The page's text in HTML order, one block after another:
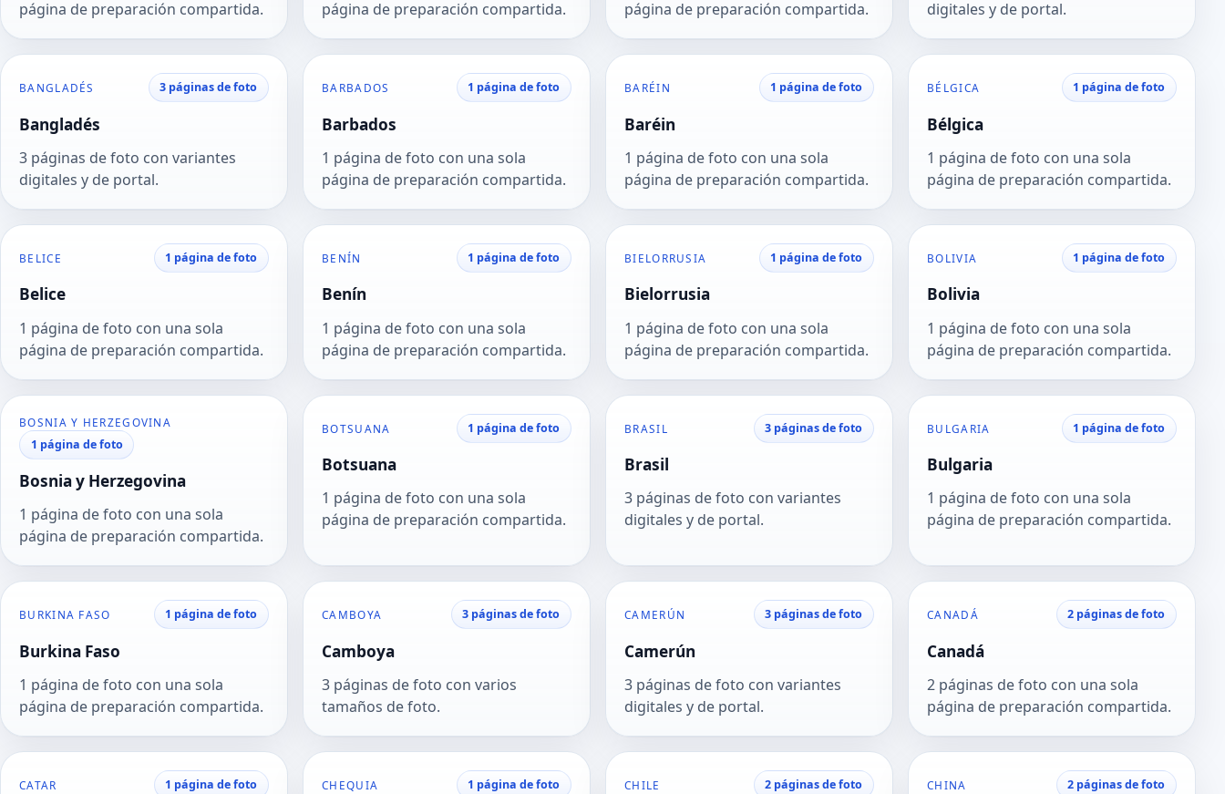
página de preparación compartida.
página de preparación compartida.
página de preparación compartida.
digitales y de portal.
BANGLADÉS 3 páginas de foto
Bangladés
3 páginas de foto con variantes
digitales y de portal.
BARBADOS 1 página de foto
Barbados
1 página de foto con una sola
página de preparación compartida.
BARÉIN 1 página de foto
Baréin
1 página de foto con una sola
página de preparación compartida.
BÉLGICA 1 página de foto
Bélgica
1 página de foto con una sola
página de preparación compartida.
BELICE 1 página de foto
Belice
1 página de foto con una sola
página de preparación compartida.
BENÍN 1 página de foto
Benín
1 página de foto con una sola
página de preparación compartida.
BIELORRUSIA 1 página de foto
Bielorrusia
1 página de foto con una sola
página de preparación compartida.
BOLIVIA 1 página de foto
Bolivia
1 página de foto con una sola
página de preparación compartida.
BOSNIA Y HERZEGOVINA
1 página de foto
Bosnia y Herzegovina
1 página de foto con una sola
página de preparación compartida.
BOTSUANA 1 página de foto
Botsuana
1 página de foto con una sola
página de preparación compartida.
BRASIL 3 páginas de foto
Brasil
3 páginas de foto con variantes
digitales y de portal.
BULGARIA 1 página de foto
Bulgaria
1 página de foto con una sola
página de preparación compartida.
BURKINA FASO 1 página de foto
Burkina Faso
1 página de foto con una sola
página de preparación compartida.
CAMBOYA 3 páginas de foto
Camboya
3 páginas de foto con varios
tamaños de foto.
CAMERÚN 3 páginas de foto
Camerún
3 páginas de foto con variantes
digitales y de portal.
CANADÁ 2 páginas de foto
Canadá
2 páginas de foto con una sola
página de preparación compartida.
CATAR 1 página de foto CHEQUIA 1 página de foto CHILE 2 páginas de foto CHINA 2 páginas de foto